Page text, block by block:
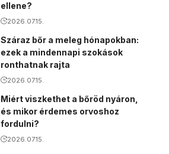
ellene?
2026.07.15.
Száraz bőr a meleg hónapokban:
ezek a mindennapi szokások
ronthatnak rajta
2026.07.15.
Miért viszkethet a bőröd nyáron,
és mikor érdemes orvoshoz
fordulni?
2026.07.15.